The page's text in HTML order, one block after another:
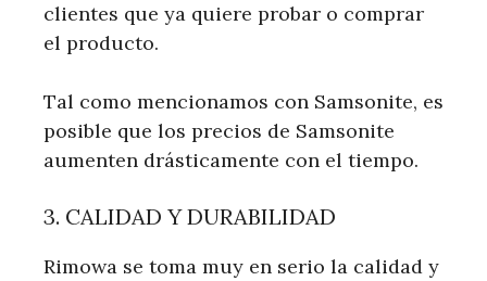
clientes que ya quiere probar o comprar
el producto.
Tal como mencionamos con Samsonite, es
posible que los precios de Samsonite
aumenten drásticamente con el tiempo.
3. CALIDAD Y DURABILIDAD
Rimowa se toma muy en serio la calidad y